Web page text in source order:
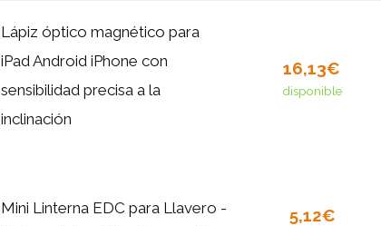
Lápiz óptico magnético para
iPad Android iPhone con
sensibilidad precisa a la
inclinación
16,13€
disponible
Mini Linterna EDC para Llavero -
5,12€